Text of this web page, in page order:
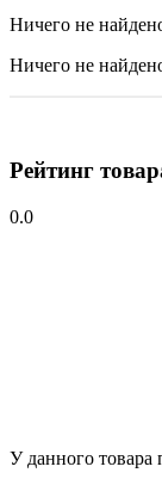
Ничего не
Ничего не
Рейтинг
0.0
У данного товара